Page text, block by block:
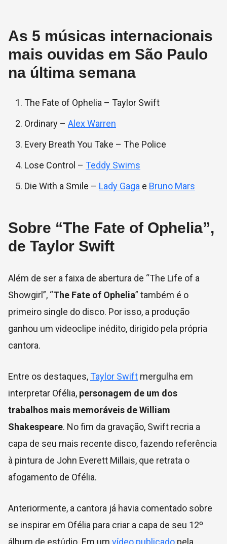
As 5 músicas internacionais
mais ouvidas em São Paulo
na última semana
The Fate of Ophelia – Taylor Swift
Ordinary – Alex Warren
Every Breath You Take – The Police
Lose Control – Teddy Swims
Die With a Smile – Lady Gaga e Bruno Mars
Sobre “The Fate of Ophelia”,
de Taylor Swift
Além de ser a faixa de abertura de “The Life of a
Showgirl”, “The Fate of Ophelia” também é o
primeiro single do disco. Por isso, a produção
ganhou um videoclipe inédito, dirigido pela própria
cantora.
Entre os destaques,Taylor Swift mergulha em
interpretar Ofélia, personagem de um dos
trabalhos mais memoráveis de William
Shakespeare. No fim da gravação, Swift recria a
capa de seu mais recente disco, fazendo referência
à pintura de John Everett Millais, que retrata o
afogamento de Ofélia.
Anteriormente, a cantora já havia comentado sobre
se inspirar em Ofélia para criar a capa de seu 12º
álbum de estúdio. Em um vídeo publicado pela